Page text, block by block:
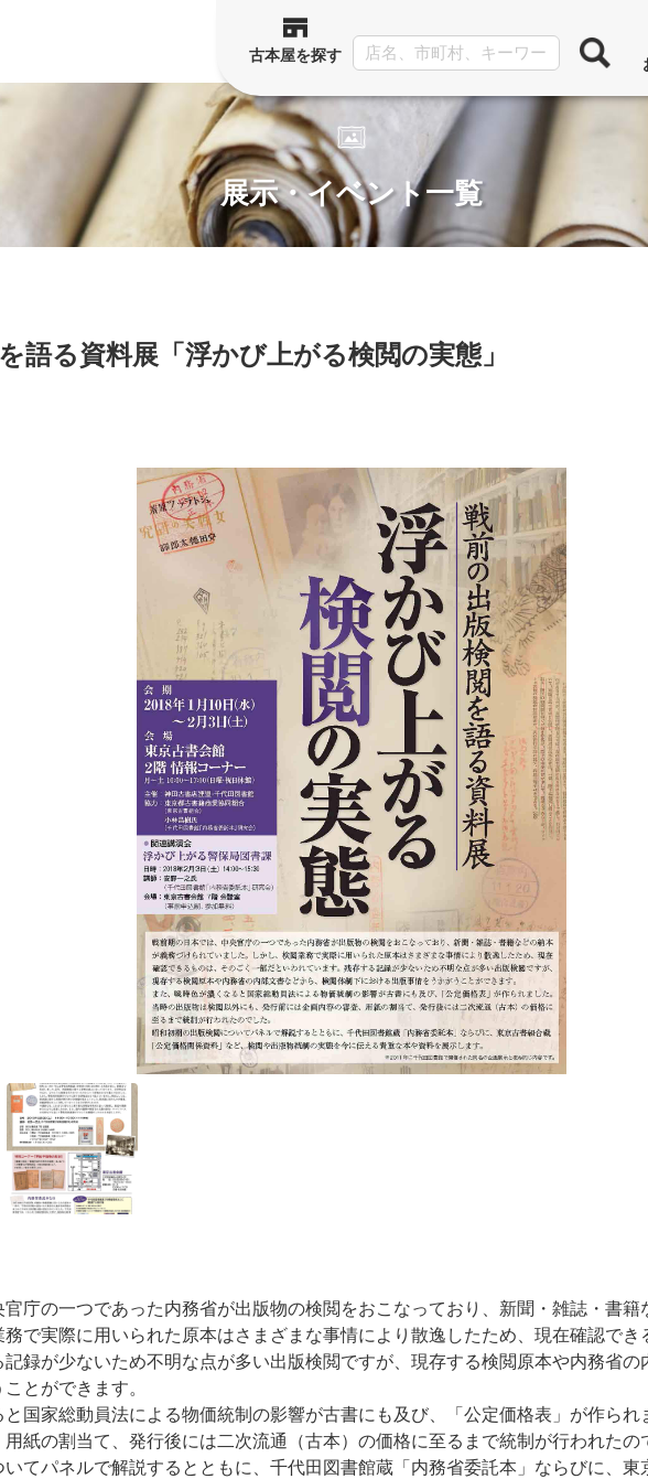
古本屋を探す
展示・イベント一覧
語る資料展「浮かび上がる検閲の実態」
庁の一つであった内務省が出版物の検閲をおこなっており、新聞・雑誌・書
務で実際に用いられた原本はさまざまな事情により散逸したため、現在確認で
録が少ないため不明な点が多い出版検閲ですが、現存する検閲原本や内務省
とができます。
と国家総動員法による物価統制の影響が古書にも及び、「公定価格表」が作ら
紙の割当て、発行後には二次流通（古本）の価格に至るまで統制が行われたの
てパネルで解説するとともに、千代田図書館蔵「内務省委託本」ならびに、